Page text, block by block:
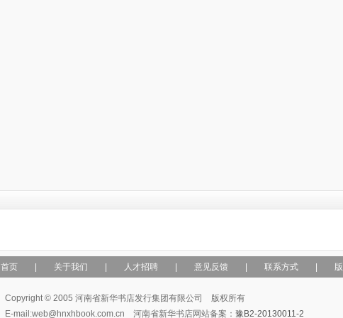
首页| 关于我们 人才招聘| 意见反馈 联系方式|
Copyright © 2005 河南省新华书店发行集团有限公司 版权所有
E-mail:web@hnxhbook.com.cn 河南省新华书店网站备案： 豫B2-20130011-2